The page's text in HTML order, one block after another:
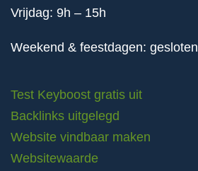
Vrijdag: 9h – 15h
Weekend & feestdagen: gesloten
Test Keyboost gratis uit
Backlinks uitgelegd
Website vindbaar maken
Websitewaarde